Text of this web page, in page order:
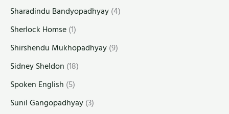
Sharadindu Bandyopadhyay(4)
Sherlock Homse(1)
Shirshendu Mukhopadhyay(9)
Sidney Sheldon (18)
Spoken English (5)
Sunil Gangopadhyay(3)